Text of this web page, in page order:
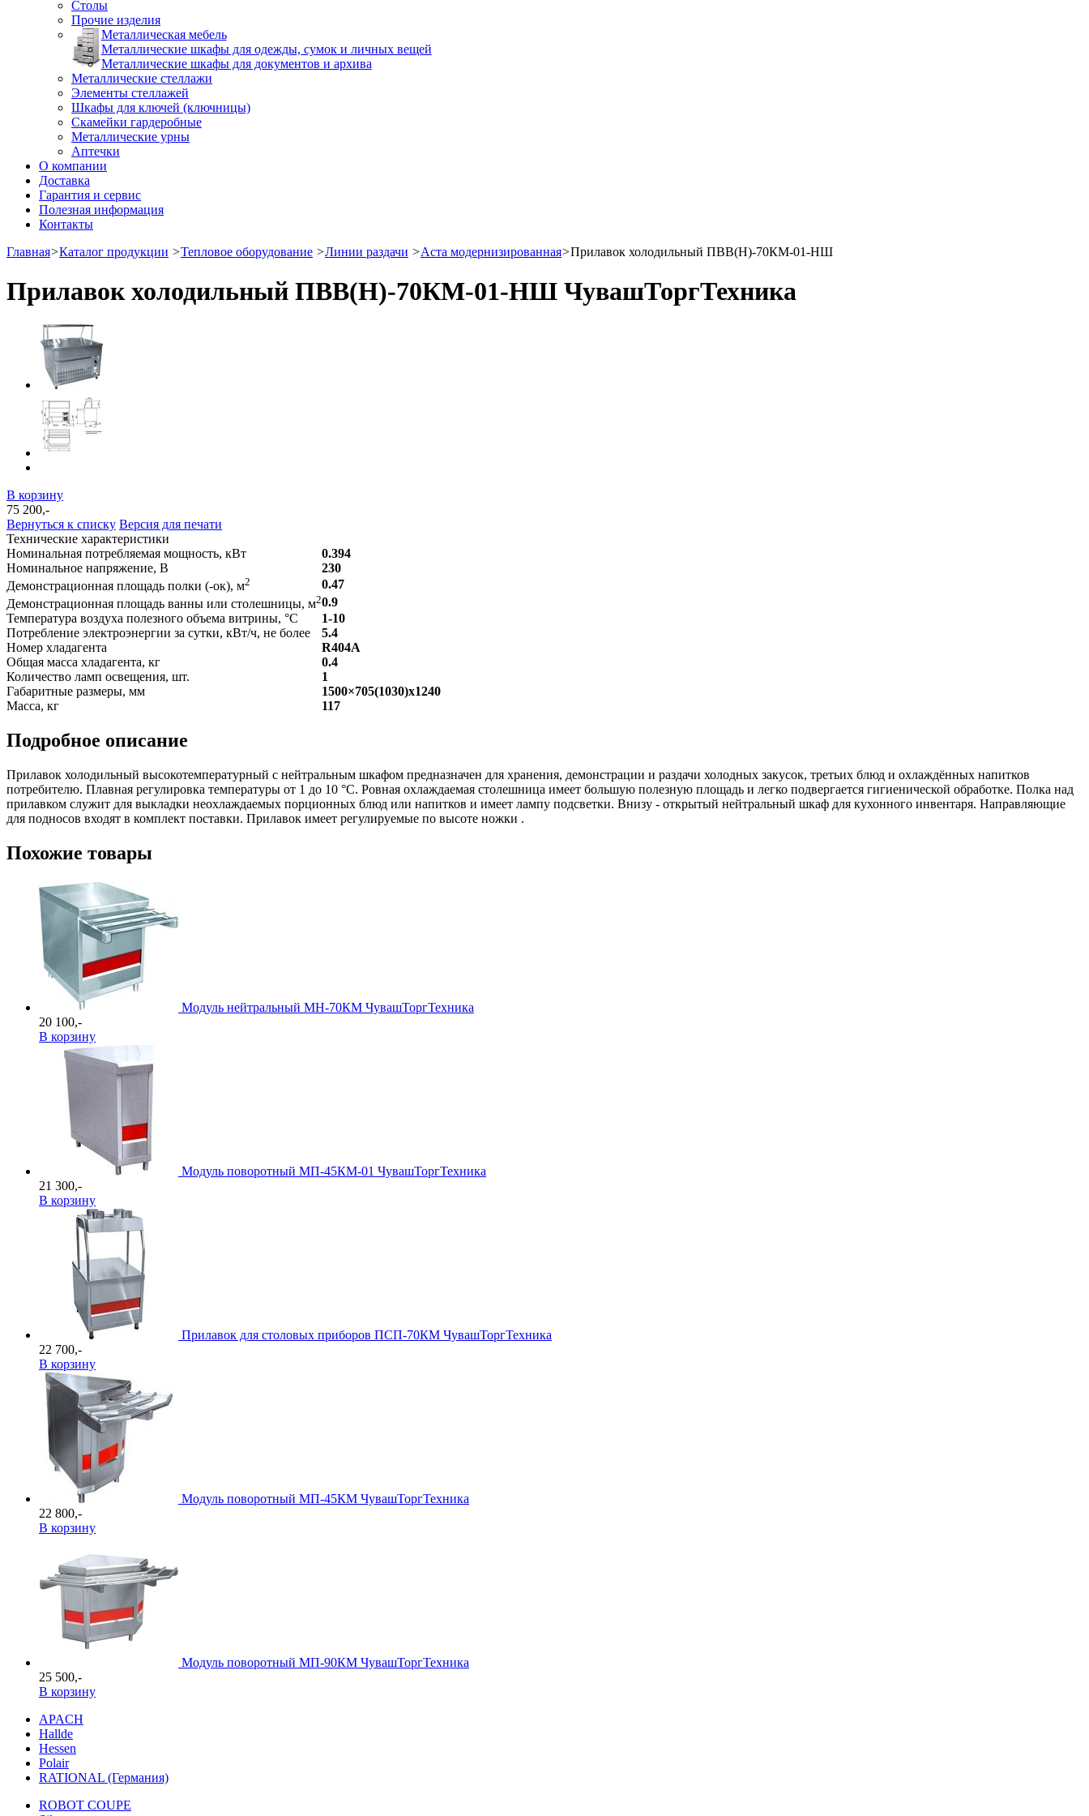
Столы
Прочие изделия
Металлическая мебель
Металлические шкафы для одежды, сумок и личных вещей
Металлические шкафы для документов и архива
Металлические стеллажи
Элементы стеллажей
Шкафы для ключей (ключницы)
Скамейки гардеробные
Металлические урны
Аптечки
О компании
Доставка
Гарантия и сервис
Полезная информация
Контакты
Главная>Каталог продукции >Тепловое оборудование >Линии раздачи >Аста модернизированная>Прилавок холодильный ПВВ(Н)-70КМ-01-НШ
Прилавок холодильный ПВВ(Н)-70КМ-01-НШ ЧувашТоргТехника
В корзину
75 200,-
Вернуться к списку Версия для печати
Технические характеристики
Номинальная потребляемая мощность, кВт
0.394
Номинальное напряжение, В
230
Демонстрационная площадь полки (-ок), м2
0.47
Демонстрационная площадь ванны или столешницы, м20.9
Температура воздуха полезного объема витрины, °С
1-10
Потребление электроэнергии за сутки, кВт/ч, не более
5.4
Номер хладагента
R404A
Общая масса хладагента, кг
0.4
Количество ламп освещения, шт.
1
Габаритные размеры, мм
1500×705(1030)x1240
Масса, кг
117
Подробное описание
Прилавок холодильный высокотемпературный с нейтральным шкафом предназначен для хранения, демонстрации и раздачи холодных закусок, третьих блюд и охлаждённых напитков
потребителю. Плавная регулировка температуры от 1 до 10 °С. Ровная охлаждаемая столешница имеет большую полезную площадь и легко подвергается гигиенической обработке. Полка над
прилавком служит для выкладки неохлаждаемых порционных блюд или напитков и имеет лампу подсветки. Внизу - открытый нейтральный шкаф для кухонного инвентаря. Направляющие
для подносов входят в комплект поставки. Прилавок имеет регулируемые по высоте ножки .
Похожие товары
Модуль нейтральный МН-70КМ ЧувашТоргТехника
20 100,-
В корзину
Модуль поворотный МП-45КМ-01 ЧувашТоргТехника
21 300,-
В корзину
Прилавок для столовых приборов ПСП-70КМ ЧувашТоргТехника
22 700,-
В корзину
Модуль поворотный МП-45КМ ЧувашТоргТехника
22 800,-
В корзину
Модуль поворотный МП-90КМ ЧувашТоргТехника
25 500,-
В корзину
APACH
Hallde
Hessen
Polair
RATIONAL (Германия)
ROBOT COUPE